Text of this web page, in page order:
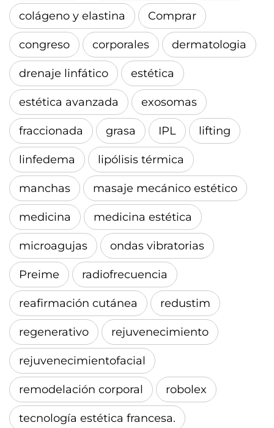
colágeno y elastina Comprar
congreso corporales dermatologia
drenaje linfático estética
estética avanzada exosomas
fraccionada grasa IPL lifting
linfedema lipólisis térmica
manchas masaje mecánico estético
medicina medicina estética
microagujas ondas vibratorias
Preime radiofrecuencia
reafirmación cutánea redustim
regenerativo rejuvenecimiento
rejuvenecimientofacial
remodelación corporal robolex
tecnología estética francesa.